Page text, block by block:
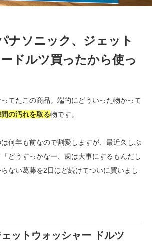
ナソニック、ジェット
ドルツ買ったから使っ
てたこの商品。端的にどういった物かって
の汚れを取る物です。
何年も前なので割愛しますが、最近久しぶ
どうすっかなー、歯は大事にするもんだし
ない葛藤を2日ほど続けてついに買いまし
ットウォッシャー ドルツ